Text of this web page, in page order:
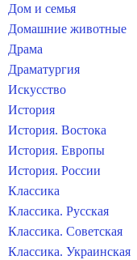
Дом и семья
Домашние животные
Драма
Драматургия
Искусство
История
История. Востока
История. Европы
История. России
Классика
Классика. Русская
Классика. Советская
Классика. Украинская